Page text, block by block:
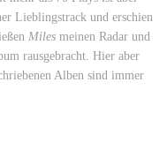
Lieblingstrack und erschien
Miles meinen Radar und
rausgebracht. Hier aber
Alben sind immer